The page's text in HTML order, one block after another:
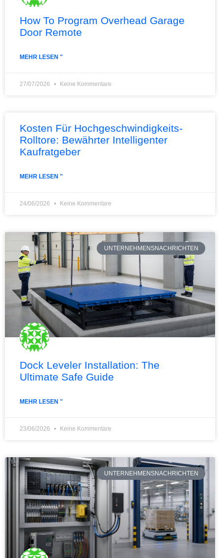
How To Program Overhead Garage
Door Remote
MEHR LESEN "
27/07/2026 Keine Kommentare
Kosten Für Hochgeschwindigkeits-
Rolltore: Bewährter Intelligenter
Kaufratgeber
MEHR LESEN "
24/06/2026 Keine Kommentare
UNTERNEHMENSNACHRICHTEN
Dock Leveler Installation: The
Ultimate Safe Guide
MEHR LESEN "
23/06/2026 Keine Kommentare
UNTERNEHMENSNACHRICHTEN